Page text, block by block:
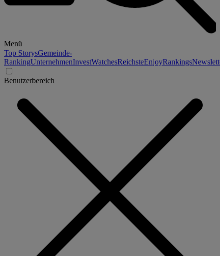
Menü
Top StorysGemeinde-
RankingUnternehmenInvestWatchesReichsteEnjoyRankings
Benutzerbereich